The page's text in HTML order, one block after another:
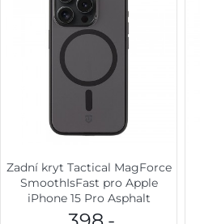
Zadní kryt Tactical MagForce
SmoothIsFast pro Apple
iPhone 15 Pro Asphalt